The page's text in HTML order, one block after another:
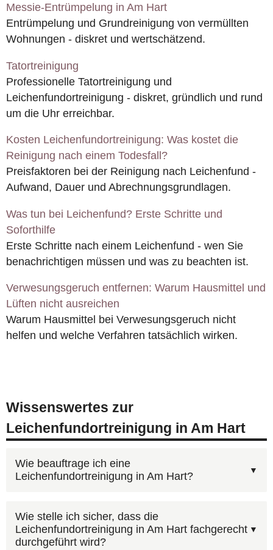
Messie-Entrümpelung in Am Hart
Entrümpelung und Grundreinigung von vermüllten
Wohnungen - diskret und wertschätzend.
Tatortreinigung
Professionelle Tatortreinigung und
Leichenfundortreinigung - diskret, gründlich und rund
um die Uhr erreichbar.
Kosten Leichenfundortreinigung: Was kostet die
Reinigung nach einem Todesfall?
Preisfaktoren bei der Reinigung nach Leichenfund -
Aufwand, Dauer und Abrechnungsgrundlagen.
Was tun bei Leichenfund? Erste Schritte und
Soforthilfe
Erste Schritte nach einem Leichenfund - wen Sie
benachrichtigen müssen und was zu beachten ist.
Verwesungsgeruch entfernen: Warum Hausmittel und
Lüften nicht ausreichen
Warum Hausmittel bei Verwesungsgeruch nicht
helfen und welche Verfahren tatsächlich wirken.
Wissenswertes zur
Leichenfundortreinigung in Am Hart
Wie beauftrage ich eine
Leichenfundortreinigung in Am Hart?
Am schnellsten geht es telefonisch:
0800 6003005(kostenlos, 24h). Wir besprechen
Wie stelle ich sicher, dass die
Leichenfundortreinigung in Am Hart fachgerecht
durchgeführt wird?